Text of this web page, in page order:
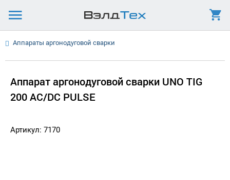
Аппараты аргонодуговой сварки
Аппарат аргонодуговой сварки UNO TIG
200 AC/DC PULSE
Артикул: 7170